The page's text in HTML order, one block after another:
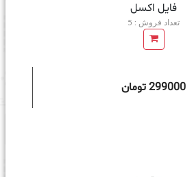
فايل اكسل
تعداد فروش : 5
299000 تومان